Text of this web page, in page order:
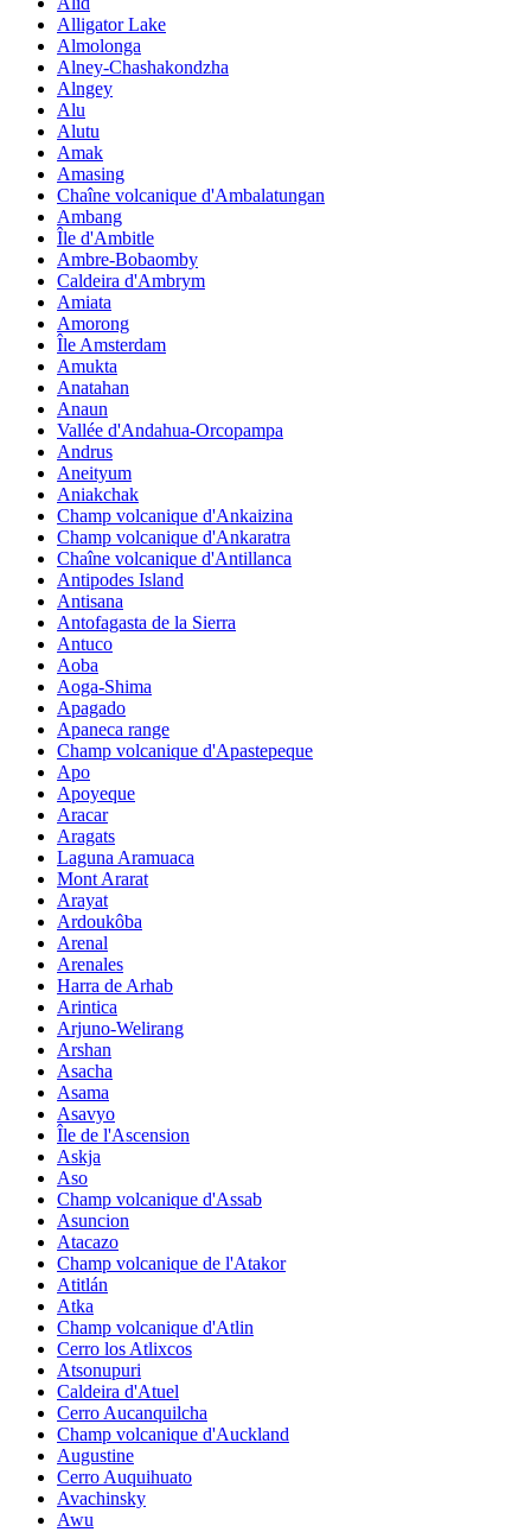
Alligator Lake
Almolonga
Alney-Chashakondzha
Alngey
Alu
Alutu
Amak
Amasing
Chaîne volcanique d'Ambalatungan
Ambang
Île d'Ambitle
Ambre-Bobaomby
Caldeira d'Ambrym
Amiata
Amorong
Île Amsterdam
Amukta
Anatahan
Anaun
Vallée d'Andahua-Orcopampa
Andrus
Aneityum
Aniakchak
Champ volcanique d'Ankaizina
Champ volcanique d'Ankaratra
Chaîne volcanique d'Antillanca
Antipodes Island
Antisana
Antofagasta de la Sierra
Antuco
Aoba
Aoga-Shima
Apagado
Apaneca range
Champ volcanique d'Apastepeque
Apo
Apoyeque
Aracar
Aragats
Laguna Aramuaca
Mont Ararat
Arayat
Ardoukôba
Arenal
Arenales
Harra de Arhab
Arintica
Arjuno-Welirang
Arshan
Asacha
Asama
Asavyo
Île de l'Ascension
Askja
Aso
Champ volcanique d'Assab
Asuncion
Atacazo
Champ volcanique de l'Atakor
Atitlán
Atka
Champ volcanique d'Atlin
Cerro los Atlixcos
Atsonupuri
Caldeira d'Atuel
Cerro Aucanquilcha
Champ volcanique d'Auckland
Augustine
Cerro Auquihuato
Avachinsky
Awu